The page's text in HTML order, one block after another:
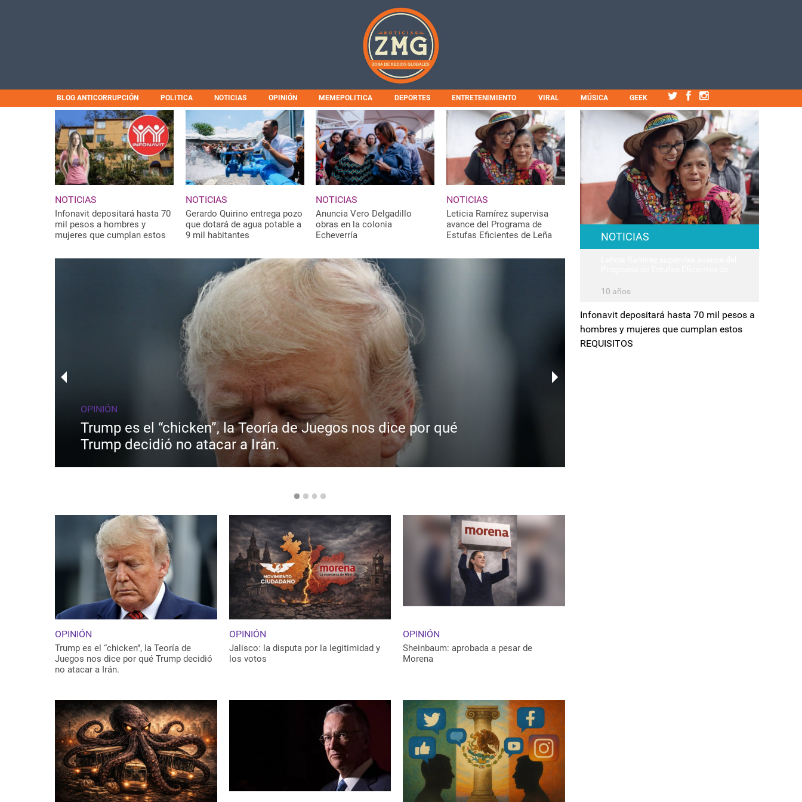
BLOG ANTICORRUPCIÓN POLITICA NOTICIAS OPINIÓN MEMEPOLITICA DEPORTES ENTRETENIMIENTO VIRAL MÚSICA GEEK
NOTICIAS
Infonavit depositará hasta 70
mil pesos a hombres y
mujeres que cumplan estos
NOTICIAS
Gerardo Quirino entrega pozo
que dotará de agua potable a
9 mil habitantes
NOTICIAS
Anuncia Vero Delgadillo
obras en la colonia
Echeverría
NOTICIAS
Leticia Ramírez supervisa
avance del Programa de
Estufas Eficientes de Leña
OPINIÓN
Trump es el “chicken”, la Teoría de Juegos nos dice por qué
Trump decidió no atacar a Irán.
OPINIÓN
Trump es el “chicken”, la Teoría de
Juegos nos dice por qué Trump decidió
no atacar a Irán.
OPINIÓN
Jalisco: la disputa por la legitimidad y
los votos
OPINIÓN
Sheinbaum: aprobada a pesar de
Morena
NOTICIAS
10 años
Infonavit depositará hasta 70 mil pesos a
hombres y mujeres que cumplan estos
REQUISITOS